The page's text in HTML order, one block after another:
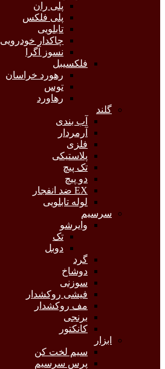
پلی ران
پلی فلکس
تابلویی
چاکدار خودرویی
نسوز آگرا
فلکسیبل
رهورد خراسان
توس
رهاورد
گلند
آب بندی
آرمردار
فلزی
پلاستیکی
تک پیچ
دو پیچ
EX ضد انفجار
لوله تابلویی
سرسیم
وایرشو
تک
دوبل
گرد
دوشاخ
سوزنی
فیشی روکشدار
مف روکشدار
برنجی
کانکتور
ابزار
سیم لخت کن
پرس سرسیم